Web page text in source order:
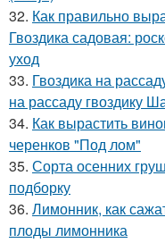
32. Как правильно
Гвоздика садовая:
уход
33. Гвоздика на
на рассаду гвоздику
34. Как вырастить
черенков "Под лом"
35. Сорта осенних
подборку
36. Лимонник, как
плоды лимонника